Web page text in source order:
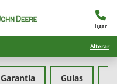
ligar
Alterar
Garantia Guias